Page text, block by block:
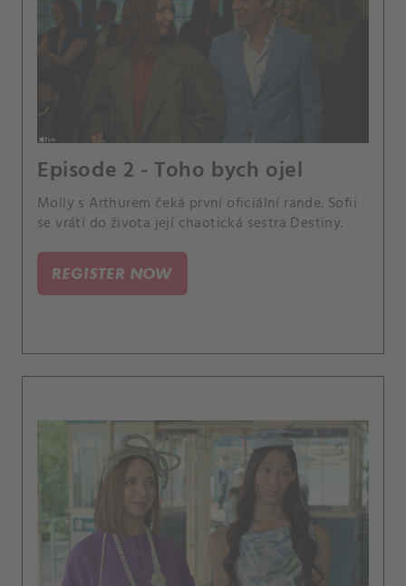
Episode 2 - Toho bych ojel
Molly s Arthurem čeká první oficiální rande. Sofii
se vrátí do života její chaotická sestra Destiny.
REGISTER NOW